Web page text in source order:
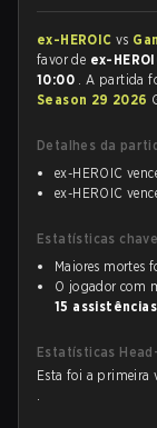
ex-HEROIC vs
favor de ex-
10:00 . A partida
Season 29 2026
Detalhes da
ex-HEROIC
ex-HEROIC
Estatísticas
Maiores mortes
O jogador com
15 assistências
Estatísticas
Esta foi a primeira
.